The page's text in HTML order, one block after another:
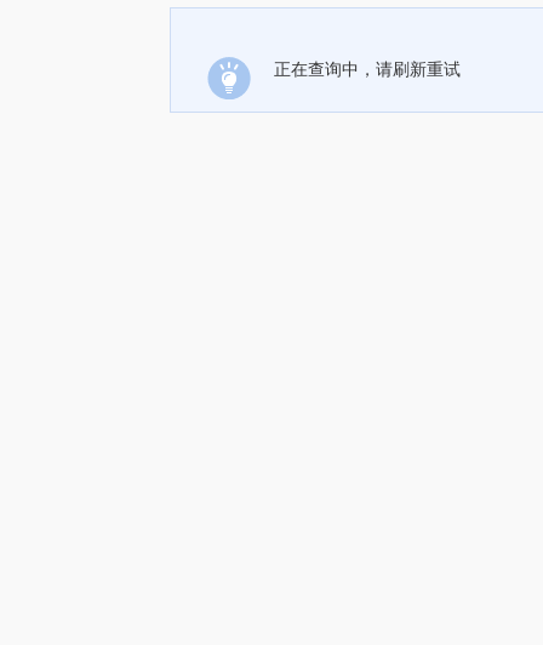
正在查询中，请刷新重试